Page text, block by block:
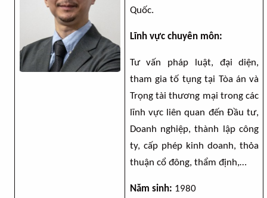
Quốc.
Lĩnh vực chuyên môn:
Tư vấn pháp luật, đại diện,
tham gia tố tụng tại Tòa án và
Trọng tài thương mại trong các
lĩnh vực liên quan đến Đầu tư,
Doanh nghiệp, thành lập công
ty, cấp phép kinh doanh, thỏa
thuận cổ đông, thẩm định,…
Năm sinh: 1980